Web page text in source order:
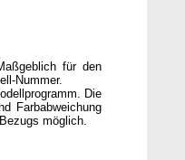
für den
Nummer.
Die
Farbabweichung
möglich.